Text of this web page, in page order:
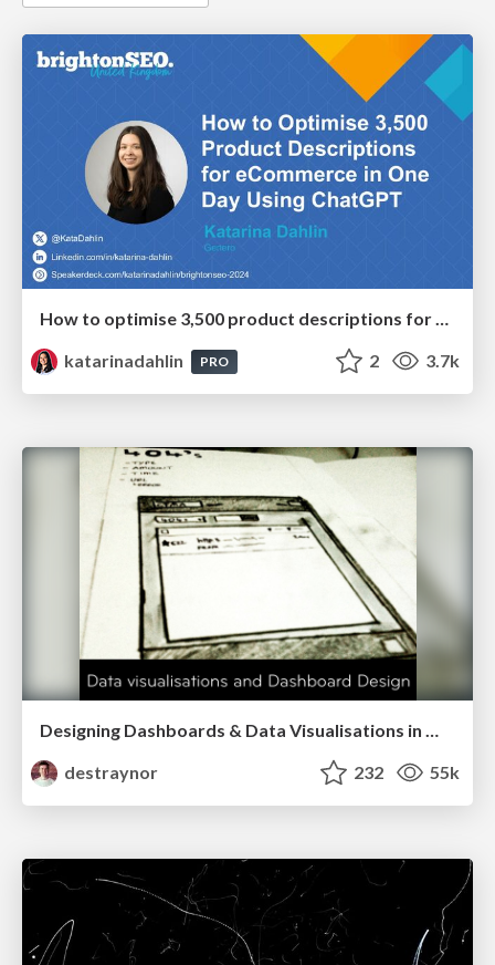
katarinadahlin
PRO 2 3.7k
Designing Dashboards & Data Visualisations in Web Apps
destraynor
232 55k